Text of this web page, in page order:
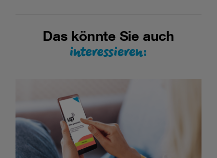
Das könnte Sie auch
interessieren: